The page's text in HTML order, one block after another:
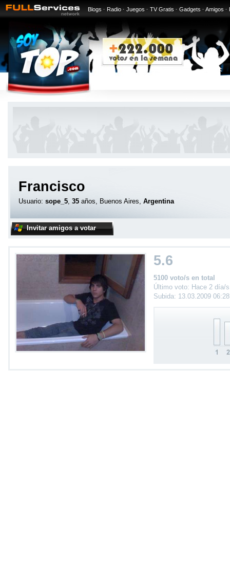
Blogs · Radio · Juegos · TV Gratis · Gadgets · Amigos ·
Francisco
Usuario: sope_5, 35 años, Buenos Aires, Argentina
Invitar amigos a votar
5.6
5100 voto/s en total
Último voto: Hace 2 día/s
Subida: 13.03.2009